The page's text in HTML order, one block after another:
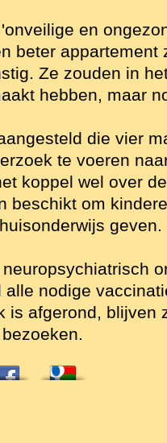
en
beter appartement
Ze zouden in
hebben, maar
die vier
te voeren
koppel wel over
beschikt om
geven.
nodige
is afgerond, blijven